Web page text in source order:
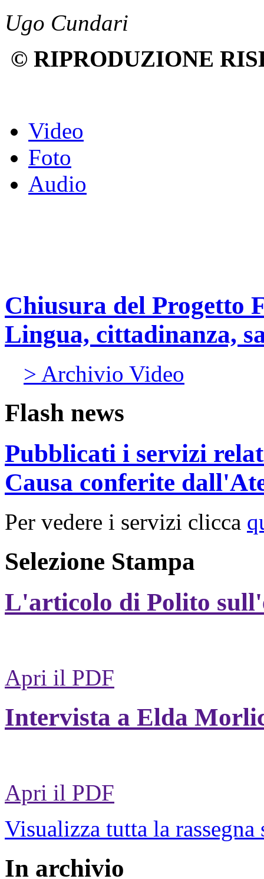
Ugo Cundari
© RIPRODUZIONE
Video
Foto
Audio
Chiusura del Progetto
Lingua, cittadinanza,
> Archivio Video
Flash news
Pubblicati i servizi
Causa conferite
Per vedere i servizi clicca
Selezione Stampa
L'articolo di Polito
Apri il PDF
Intervista a Elda
Apri il PDF
Visualizza tutta la rassegna
In archivio